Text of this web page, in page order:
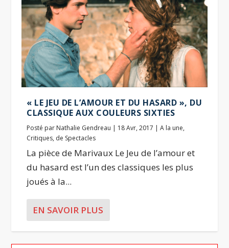
« LE JEU DE L’AMOUR ET DU HASARD », DU
CLASSIQUE AUX COULEURS SIXTIES
Posté par Nathalie Gendreau | 18 Avr, 2017 |A la une,
Critiques, de Spectacles
La pièce de Marivaux Le Jeu de l’amour et
du hasard est l’un des classiques les plus
joués à la...
EN SAVOIR PLUS